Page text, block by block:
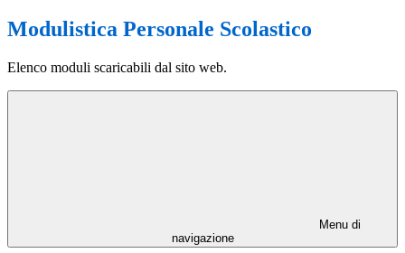
Modulistica Personale Scolastico
Elenco moduli scaricabili dal sito web.
Menu di
navigazione